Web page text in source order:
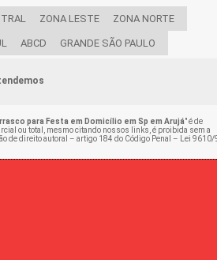
ZONA LESTE ZONA NORTE
ABCD GRANDE SÃO PAULO
para Festa em Domicílio em Sp em Arujá" é de
ou total, mesmo citando nossos links, é proibida sem a
de direito autoral – artigo 184 do Código Penal –
Lei 9610/